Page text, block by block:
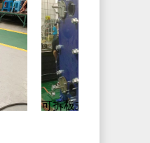
可拆板式換熱器